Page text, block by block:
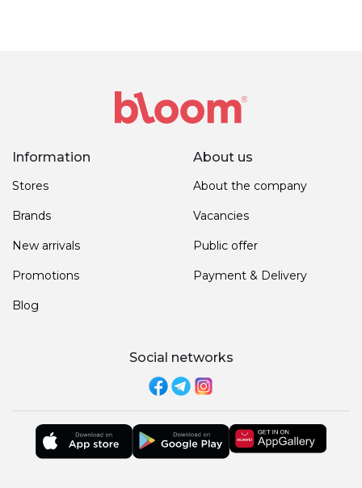
Information
Stores
Brands
New arrivals
Promotions
Blog
About us
About the company
Vacancies
Public offer
Payment & Delivery
Social networks